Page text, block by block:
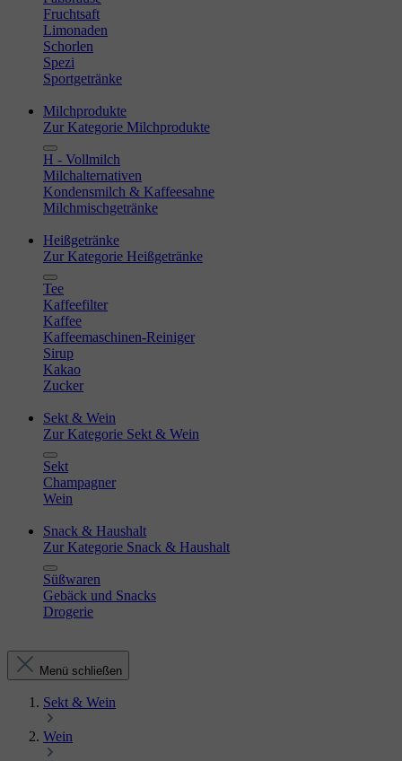
Fruchtsaft
Limonaden
Schorlen
Spezi
Sportgetränke
Milchprodukte
Zur Kategorie Milchprodukte
H - Vollmilch
Milchalternativen
Kondensmilch & Kaffeesahne
Milchmischgetränke
Heißgetränke
Zur Kategorie Heißgetränke
Tee
Kaffeefilter
Kaffee
Kaffeemaschinen-Reiniger
Sirup
Kakao
Zucker
Sekt & Wein
Zur Kategorie Sekt & Wein
Sekt
Champagner
Wein
Snack & Haushalt
Zur Kategorie Snack & Haushalt
Süßwaren
Gebäck und Snacks
Drogerie
Menü schließen
Sekt & Wein
Wein